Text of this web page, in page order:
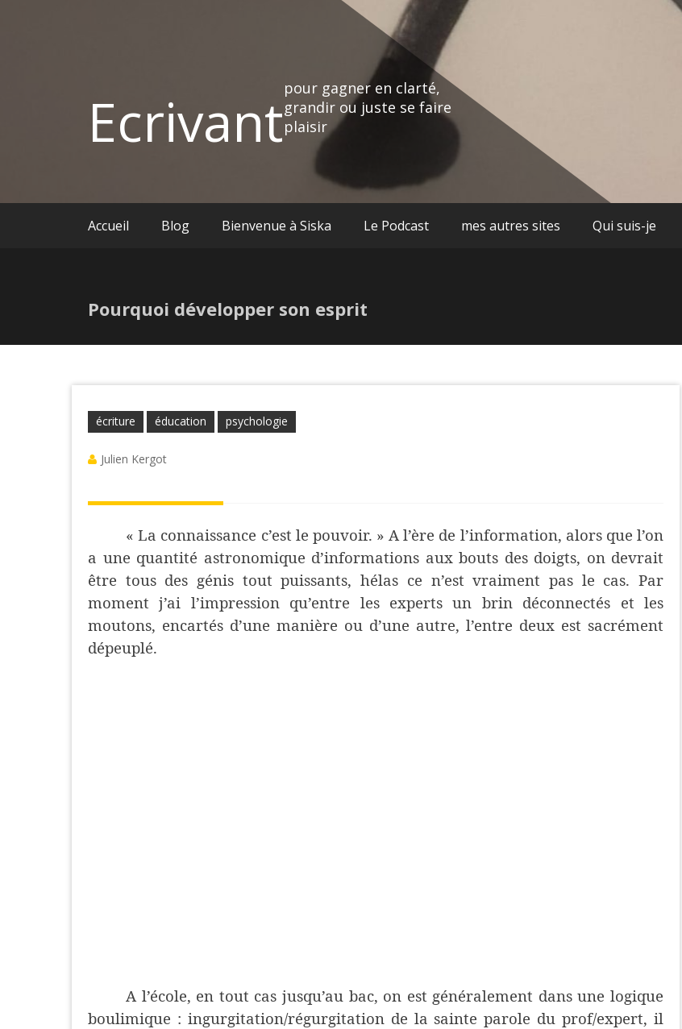
Ecrivantpour gagner en clarté,
grandir ou juste se faire
plaisir
Accueil Blog Bienvenue à Siska Le Podcast mes autres sites Qui suis-je
Pourquoi développer son esprit
écriture éducation psychologie
Julien Kergot
« La connaissance c’est le pouvoir. » A l’ère de l’information, alors que l’on
a une quantité astronomique d’informations aux bouts des doigts, on devrait
être tous des génis tout puissants, hélas ce n’est vraiment pas le cas. Par
moment j’ai l’impression qu’entre les experts un brin déconnectés et les
moutons, encartés d’une manière ou d’une autre, l’entre deux est sacrément
dépeuplé.
A l’école, en tout cas jusqu’au bac, on est généralement dans une logique
boulimique : ingurgitation/régurgitation de la sainte parole du prof/expert, il